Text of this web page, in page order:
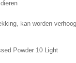
kan worden
Powder 10 Light